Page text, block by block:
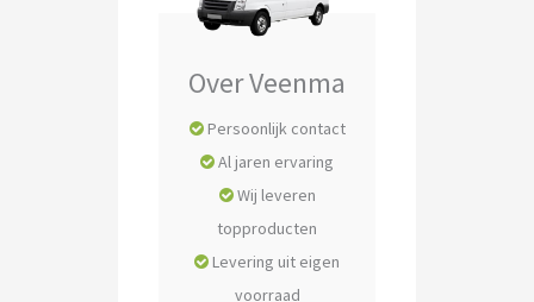
Over Veenma
Persoonlijk contact
Al jaren ervaring
Wij leveren
topproducten
Levering uit eigen
voorraad